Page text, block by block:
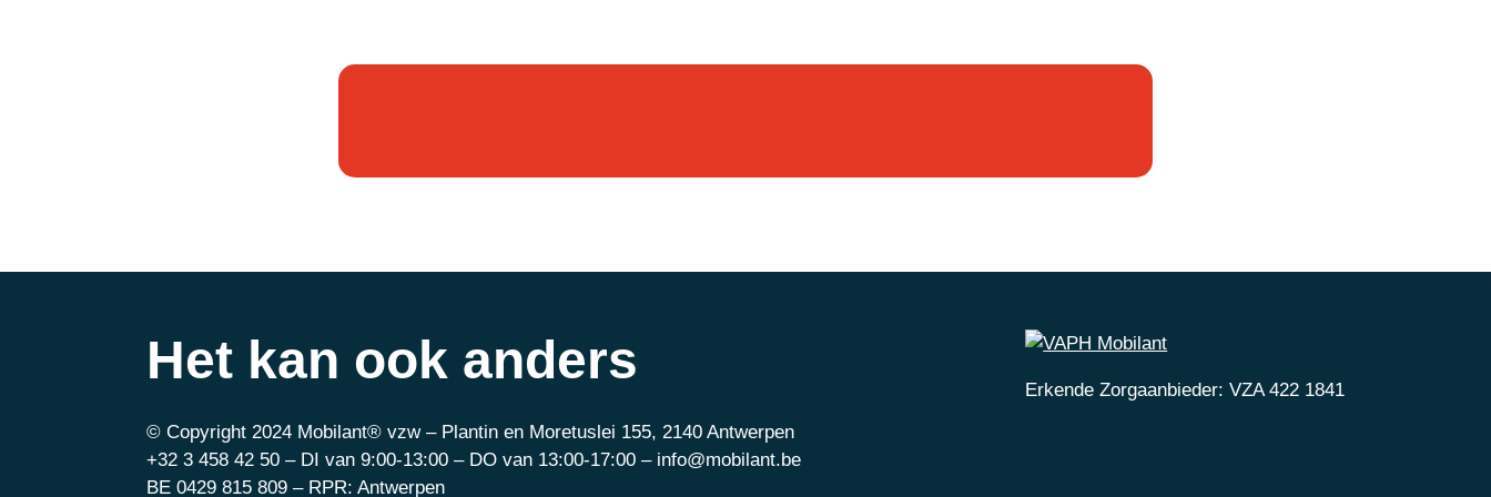
Het kan ook anders
© Copyright 2024 Mobilant® vzw – Plantin en Moretuslei 155, 2140 Antwerpen
+32 3 458 42 50 – DI van 9:00-13:00 – DO van 13:00-17:00 – info@mobilant.be
BE 0429 815 809 – RPR: Antwerpen
Erkende Zorgaanbieder: VZA 422 1841